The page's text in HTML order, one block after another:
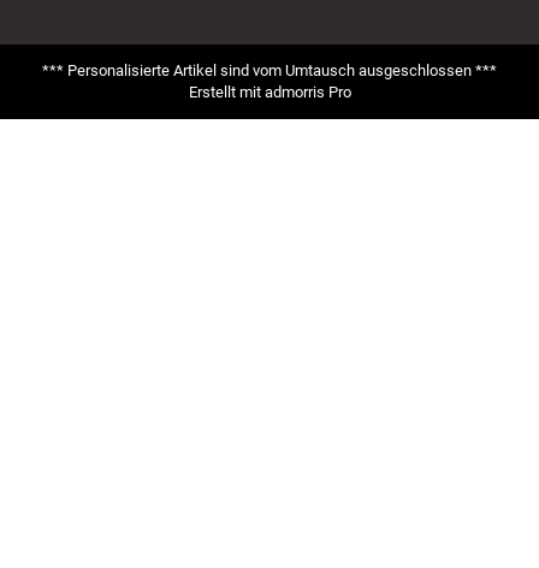
*** Personalisierte Artikel sind vom Umtausch ausgeschlossen ***
Erstellt mit admorris Pro